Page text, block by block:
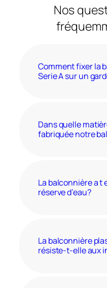
Nos
Comment fixer la
Serie A sur un
Dans quelle
fabriquée notre
La balconnière a t
réserve d’eau?
La balconnière
résiste-t-elle aux